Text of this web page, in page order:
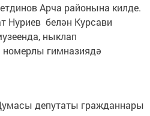
Арча районына килде.
Нуриев белән Курсави
ныклап
номерлы гимназиядә
депутаты гражданнары